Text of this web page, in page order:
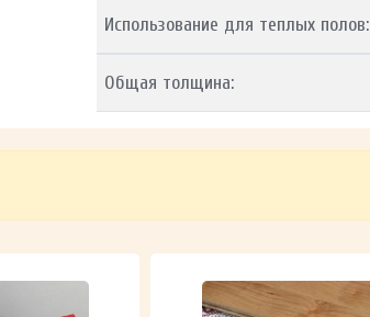
Использование для теплых полов:
Общая толщина: